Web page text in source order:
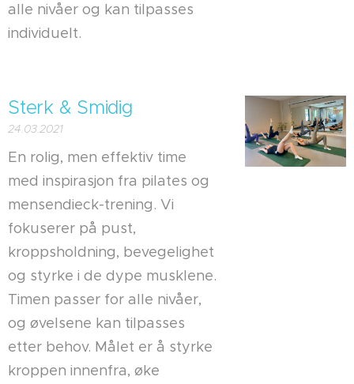
alle nivåer og kan tilpasses
individuelt.
Sterk & Smidig
24.03.2021
En rolig, men effektiv time
med inspirasjon fra pilates og
mensendieck-trening. Vi
fokuserer på pust,
kroppsholdning, bevegelighet
og styrke i de dype musklene.
Timen passer for alle nivåer,
og øvelsene kan tilpasses
etter behov. Målet er å styrke
kroppen innenfra, øke